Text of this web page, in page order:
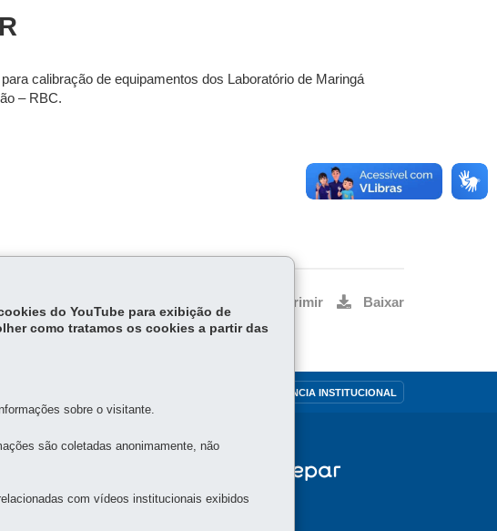
calibração de equipamentos dos Laboratório de Maringá
– RBC.
Imprimir Baixar
TRANSPARÊNCIA INSTITUCIONAL
do YouTube para exibição de
como tratamos os cookies a partir das
sobre o visitante.
são coletadas anonimamente, não
com vídeos institucionais exibidos